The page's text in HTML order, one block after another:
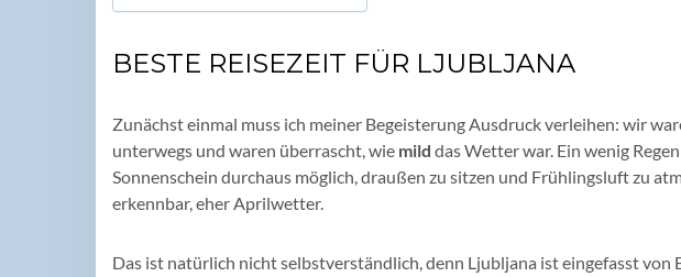
BESTE REISEZEIT FÜR LJUBLJANA
Zunächst einmal muss ich meiner Begeisterung Ausdruck verleihen: wir
unterwegs und waren überrascht, wie mild das Wetter war. Ein wenig
Sonnenschein durchaus möglich, draußen zu sitzen und Frühlingsluft zu
erkennbar, eher Aprilwetter.
Das ist natürlich nicht selbstverständlich, denn Ljubljana ist eingefasst von